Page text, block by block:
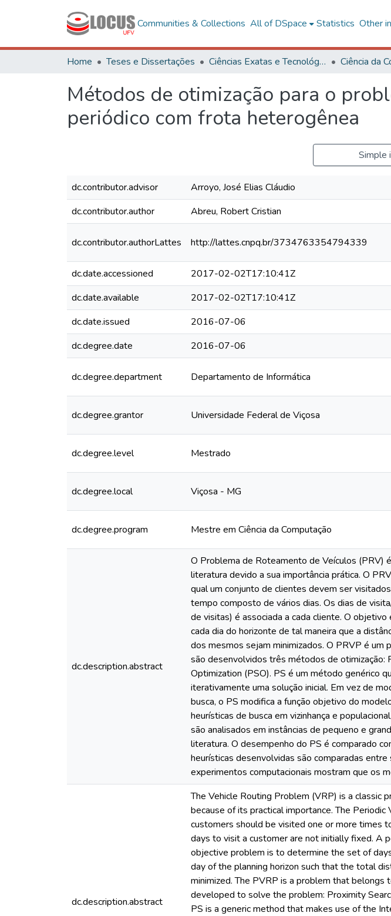
Communities & Collections All of DSpace Statistics Other
Home Teses e Dissertações Ciências Exatas e Tecnológicas Ciência da
Métodos de otimização para o
periódico com frota heterogênea
Simple
dc.contributor.advisor
Arroyo, José Elias Cláudio
dc.contributor.author
Abreu, Robert Cristian
dc.contributor.authorLattes http://lattes.cnpq.br/3734763354794339
dc.date.accessioned
2017-02-02T17:10:41Z
dc.date.available
2017-02-02T17:10:41Z
dc.date.issued
2016-07-06
dc.degree.date
2016-07-06
dc.degree.department Departamento de Informática
dc.degree.grantor Universidade Federal de Viçosa
dc.degree.level Mestrado
dc.degree.local Viçosa - MG
dc.degree.program Mestre em Ciência da Computação
dc.description.abstract
O Problema de Roteamento de Veículos (PRV)
literatura devido a sua importância prática. O
qual um conjunto de clientes devem ser
tempo composto de vários dias. Os dias de
de visitas) é associada a cada cliente. O
cada dia do horizonte de tal maneira que a
dos mesmos sejam minimizados. O PRVP é
são desenvolvidos três métodos de otimização:
Optimization (PSO). PS é um método genérico
iterativamente uma solução inicial. Em vez de
busca, o PS modifica a função objetivo do
heurísticas de busca em vizinhança e
são analisados em instâncias de pequeno e
literatura. O desempenho do PS é comparado
heurísticas desenvolvidas são comparadas
experimentos computacionais mostram que os
dc.description.abstract
The Vehicle Routing Problem (VRP) is a
because of its practical importance. The
customers should be visited one or more times
days to visit a customer are not initially fixed. A
objective problem is to determine the set of
day of the planning horizon such that the total
minimized. The PVRP is a problem that
developed to solve the problem: Proximity
PS is a generic method that makes use of the